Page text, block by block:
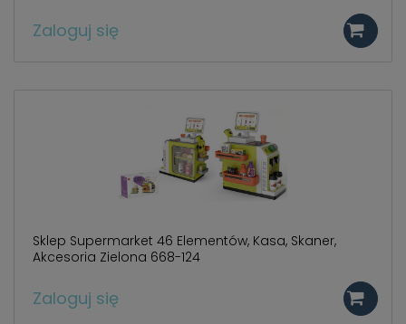
Zaloguj się
Sklep Supermarket 46 Elementów, Kasa, Skaner,
Akcesoria Zielona 668-124
Zaloguj się